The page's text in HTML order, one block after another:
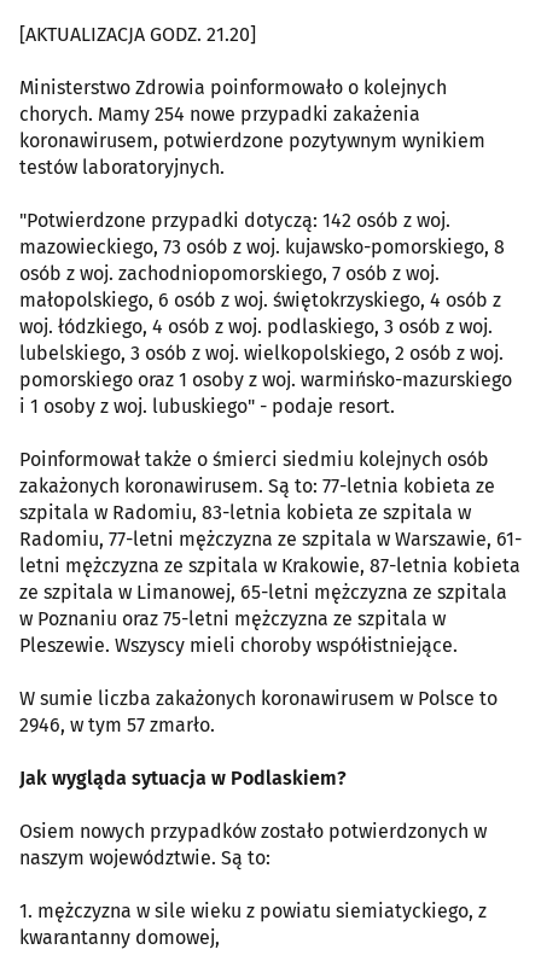
[AKTUALIZACJA GODZ. 21.20]
Ministerstwo Zdrowia poinformowało o kolejnych
chorych. Mamy 254 nowe przypadki zakażenia
koronawirusem, potwierdzone pozytywnym wynikiem
testów laboratoryjnych.
"Potwierdzone przypadki dotyczą: 142 osób z woj.
mazowieckiego, 73 osób z woj. kujawsko-pomorskiego, 8
osób z woj. zachodniopomorskiego, 7 osób z woj.
małopolskiego, 6 osób z woj. świętokrzyskiego, 4 osób z
woj. łódzkiego, 4 osób z woj. podlaskiego, 3 osób z woj.
lubelskiego, 3 osób z woj. wielkopolskiego, 2 osób z woj.
pomorskiego oraz 1 osoby z woj. warmińsko-mazurskiego
i 1 osoby z woj. lubuskiego" - podaje resort.
Poinformował także o śmierci siedmiu kolejnych osób
zakażonych koronawirusem. Są to: 77-letnia kobieta ze
szpitala w Radomiu, 83-letnia kobieta ze szpitala w
Radomiu, 77-letni mężczyzna ze szpitala w Warszawie, 61-
letni mężczyzna ze szpitala w Krakowie, 87-letnia kobieta
ze szpitala w Limanowej, 65-letni mężczyzna ze szpitala
w Poznaniu oraz 75-letni mężczyzna ze szpitala w
Pleszewie. Wszyscy mieli choroby współistniejące.
W sumie liczba zakażonych koronawirusem w Polsce to
2946, w tym 57 zmarło.
Jak wygląda sytuacja w Podlaskiem?
Osiem nowych przypadków zostało potwierdzonych w
naszym województwie. Są to:
1. mężczyzna w sile wieku z powiatu siemiatyckiego, z
kwarantanny domowej,